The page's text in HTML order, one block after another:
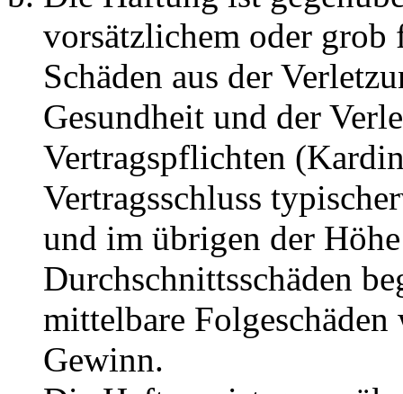
vorsätzlichem oder grob
Schäden aus der
Gesundheit und der
Vertragspflichten
Vertragsschluss
und im übrigen der
Durchschnittsschäden
mittelbare Folgeschäden
Gewinn.